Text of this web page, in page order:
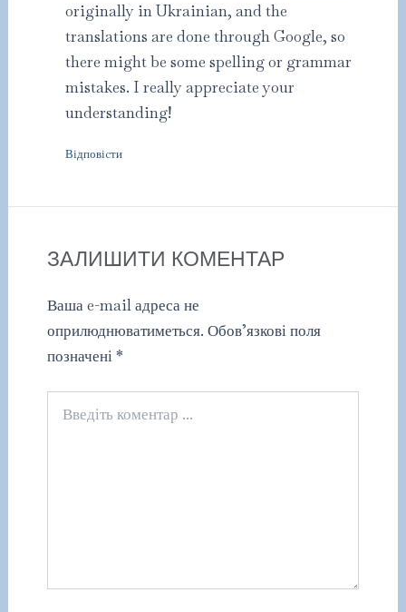
originally in Ukrainian, and the
translations are done through Google, so
there might be some spelling or grammar
mistakes. I really appreciate your
understanding!
Відповіcти
ЗАЛИШИТИ КОМЕНТАР
Ваша e-mail адреса не
оприлюднюватиметься. Обов’язкові поля
позначені*
коментар